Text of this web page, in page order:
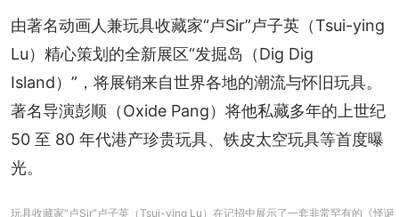
由著名动画人兼玩具收藏家“卢Sir”卢子英（Tsui-ying
Lu）精心策划的全新展区“发掘岛（Dig Dig
Island）”，将展销来自世界各地的潮流与怀旧玩具。
著名导演彭顺（Oxide Pang）将他私藏多年的上世纪
50 至 80 年代港产珍贵玩具、铁皮太空玩具等首度曝
光。
玩具收藏家“卢Sir”卢子英（Tsui-ying Lu）在记招中展示了一套非常罕有的《怪诞